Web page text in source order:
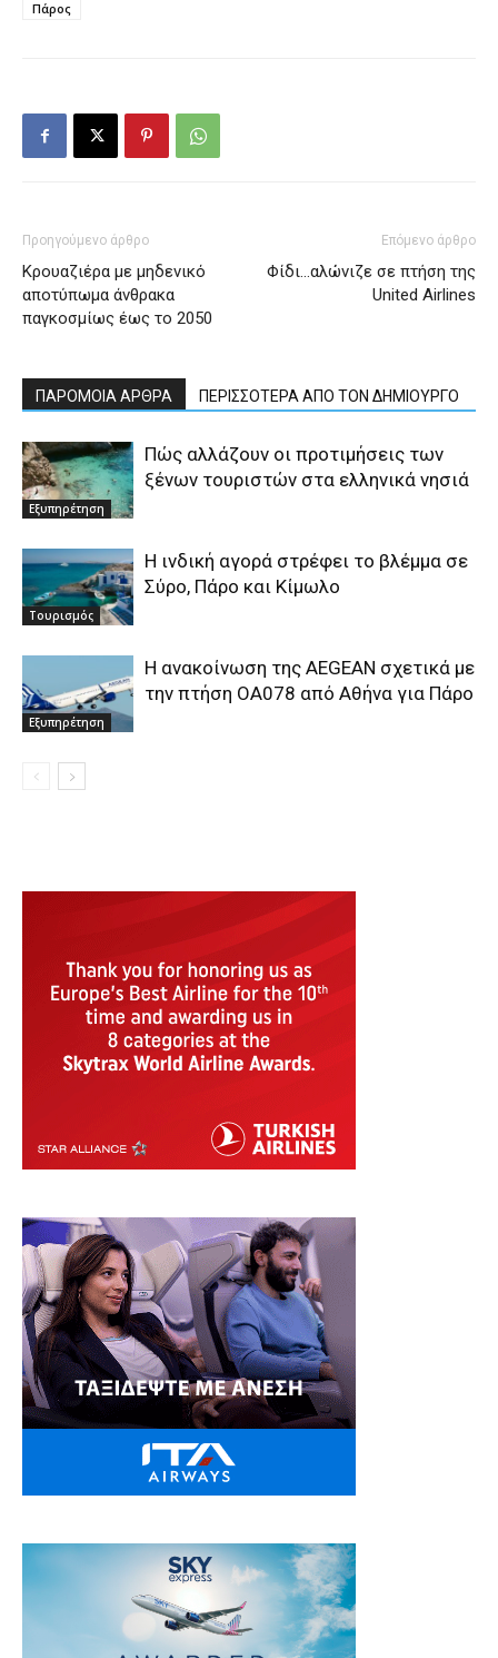
Πάρος
Προηγούμενο άρθρο
Kρουαζιέρα με μηδενικό
αποτύπωμα άνθρακα
παγκοσμίως έως το 2050
Επόμενο άρθρο
Φίδι…αλώνιζε σε πτήση της
United Airlines
ΠΑΡΟΜΟΙΑ ΑΡΘΡΑ ΠΕΡΙΣΣΟΤΕΡΑ ΑΠΟ ΤΟΝ ΔΗΜΙΟΥΡΓΟ
Εξυπηρέτηση
Πώς αλλάζουν οι προτιμήσεις των
ξένων τουριστών στα ελληνικά νησιά
Τουρισμός
Η ινδική αγορά στρέφει το βλέμμα σε
Σύρο, Πάρο και Κίμωλο
Εξυπηρέτηση
Η ανακοίνωση της AEGEAN σχετικά με
την πτήση ΟΑ078 από Αθήνα για Πάρο